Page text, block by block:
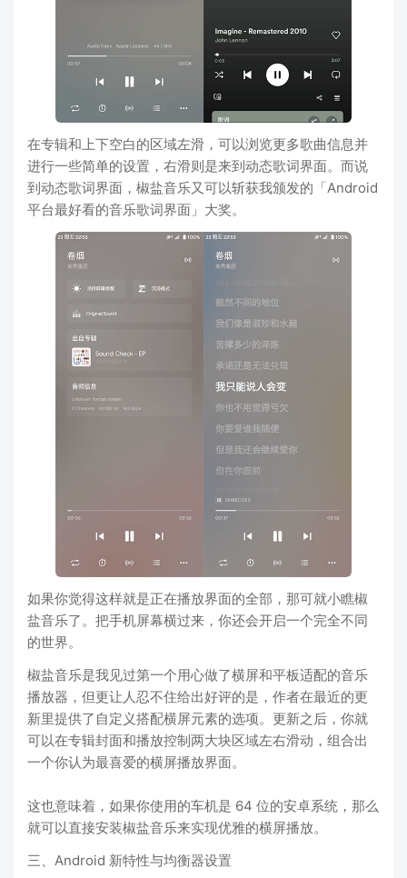
在专辑和上下空白的区域左滑，可以浏览更多歌曲信息并
进行一些简单的设置，右滑则是来到动态歌词界面。而说
到动态歌词界面，椒盐音乐又可以斩获我颁发的「Android
平台最好看的音乐歌词界面」大奖。
如果你觉得这样就是正在播放界面的全部，那可就小瞧椒
盐音乐了。把手机屏幕横过来，你还会开启一个完全不同
的世界。
椒盐音乐是我见过第一个用心做了横屏和平板适配的音乐
播放器，但更让人忍不住给出好评的是，作者在最近的更
新里提供了自定义搭配横屏元素的选项。更新之后，你就
可以在专辑封面和播放控制两大块区域左右滑动，组合出
一个你认为最喜爱的横屏播放界面。
这也意味着，如果你使用的车机是 64 位的安卓系统，那么
就可以直接安装椒盐音乐来实现优雅的横屏播放。
三、Android 新特性与均衡器设置